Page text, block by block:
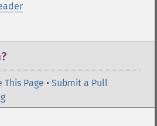
This Page • Submit a Pull